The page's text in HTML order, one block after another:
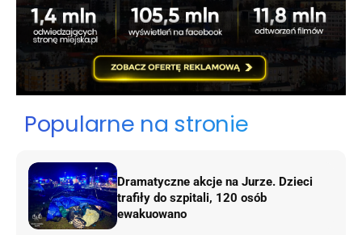
Popularne na stronie
Dramatyczne akcje na Jurze. Dzieci
trafiły do szpitali, 120 osób
ewakuowano